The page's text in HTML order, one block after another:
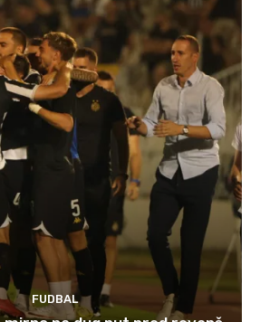
FUDBAL